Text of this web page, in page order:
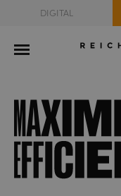
DIGITAL